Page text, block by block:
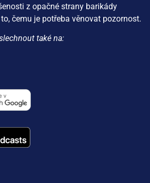
z opačné strany barikády
čemu je potřeba věnovat pozornost.
také na: